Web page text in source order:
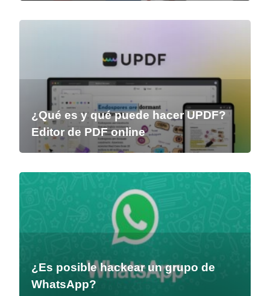
¿Qué es y qué puede hacer UPDF?
Editor de PDF online
¿Es posible hackear un grupo de
WhatsApp?